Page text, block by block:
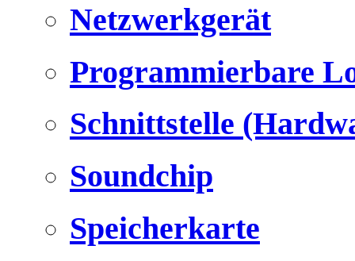
Netzwerkgerät
Programmierbare
Schnittstelle
Soundchip
Speicherkarte